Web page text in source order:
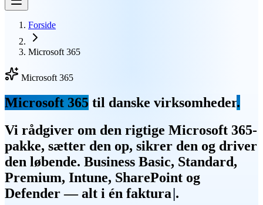
Forside
Microsoft 365
Microsoft 365
Microsoft 365 til danske virksomheder.
Vi rådgiver om den rigtige Microsoft 365-
pakke, sætter den op, sikrer den og driver
den løbende. Business Basic, Standard,
Premium, Intune, SharePoint og
Defender — alt i én faktura .